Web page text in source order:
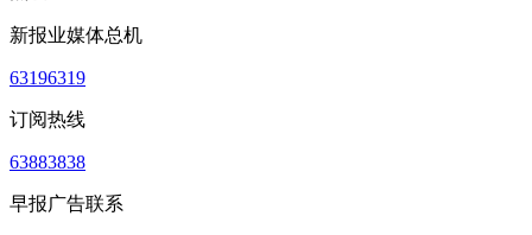
新报业媒体总机
63196319
订阅热线
63883838
早报广告联系